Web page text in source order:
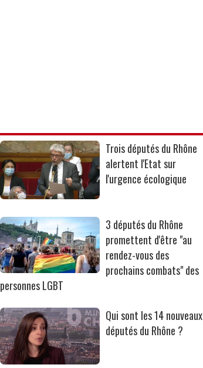
Trois députés du Rhône
alertent l'Etat sur
l'urgence écologique
3 députés du Rhône
promettent d'être "au
rendez-vous des
prochains combats" des
personnes LGBT
Qui sont les 14 nouveaux
députés du Rhône ?